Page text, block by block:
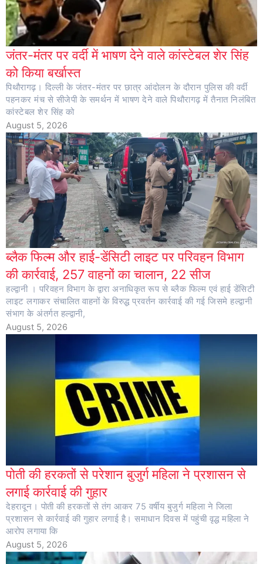
जंतर-मंतर पर वर्दी में भाषण देने वाले कांस्टेबल शेर सिंह
को किया बर्खास्त
पिथौरागढ़। दिल्ली के जंतर-मंतर पर छात्र आंदोलन के दौरान पुलिस की वर्दी
पहनकर मंच से सीजेपी के समर्थन में भाषण देने वाले पिथौरागढ़ में तैनात निलंबित
कांस्टेबल शेर सिंह को
August 5, 2026
ब्लैक फिल्म और हाई-डेंसिटी लाइट पर परिवहन विभाग
की कार्रवाई, 257 वाहनों का चालान, 22 सीज
हल्द्वानी । परिवहन विभाग के द्वारा अनाधिकृत रूप से ब्लैक फिल्म एवं हाई डेंसिटी
लाइट लगाकर संचालित वाहनों के विरुद्ध प्रवर्तन कार्रवाई की गई जिसमे हल्द्वानी
संभाग के अंतर्गत हल्द्वानी,
August 5, 2026
पोती की हरकतों से परेशान बुजुर्ग महिला ने प्रशासन से
लगाई कार्रवाई की गुहार
देहरादून। पोती की हरकतों से तंग आकर 75 वर्षीय बुजुर्ग महिला ने जिला
प्रशासन से कार्रवाई की गुहार लगाई है। समाधान दिवस में पहुंची वृद्ध महिला ने
आरोप लगाया कि
August 5, 2026